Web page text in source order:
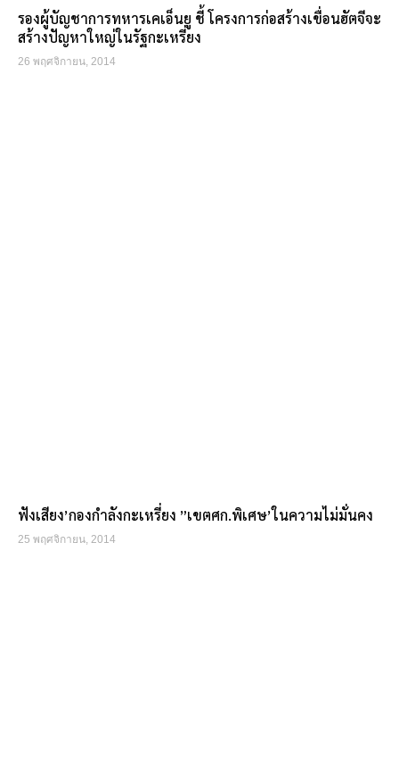
รองผู้บัญชาการทหารเคเอ็นยู ชี้ โครงการก่อสร้างเขื่อนฮัตจีจะ
สร้างปัญหาใหญ่ในรัฐกะเหรี่ยง
26 พฤศจิกายน, 2014
ฟังเสียง’กองกำลังกะเหรี่ยง ”เขตศก.พิเศษ’ในความไม่มั่นคง
25 พฤศจิกายน, 2014